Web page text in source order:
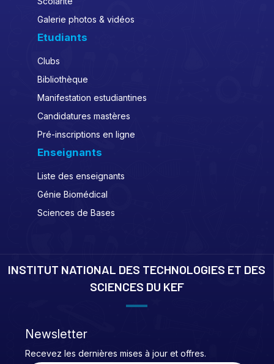
Galerie photos & vidéos
Etudiants
Clubs
Bibliothèque
Manifestation estudiantines
Candidatures mastères
Pré-inscriptions en ligne
Enseignants
Liste des enseignants
Génie Biomédical
Sciences de Bases
INSTITUT NATIONAL DES TECHNOLOGIES ET DES
SCIENCES DU KEF
Newsletter
Recevez les dernières mises à jour et offres.